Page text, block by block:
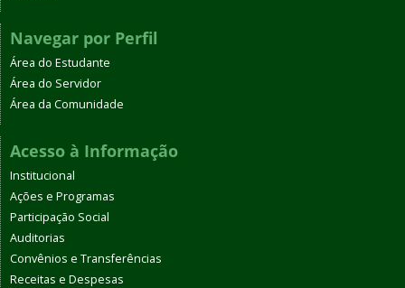
Navegar por Perfil
Área do Estudante
Área do Servidor
Área da Comunidade
Acesso à Informação
Institucional
Ações e Programas
Participação Social
Auditorias
Convênios e Transferências
Receitas e Despesas